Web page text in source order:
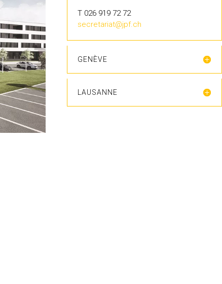
T 026 919 72 72
secretariat@jpf.ch
GENÈVE
LAUSANNE